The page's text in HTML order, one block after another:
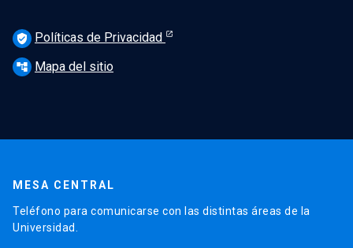
verified_user Políticas de Privacidad
account_tree Mapa del sitio
MESA CENTRAL
Teléfono para comunicarse con las distintas áreas de la
Universidad.